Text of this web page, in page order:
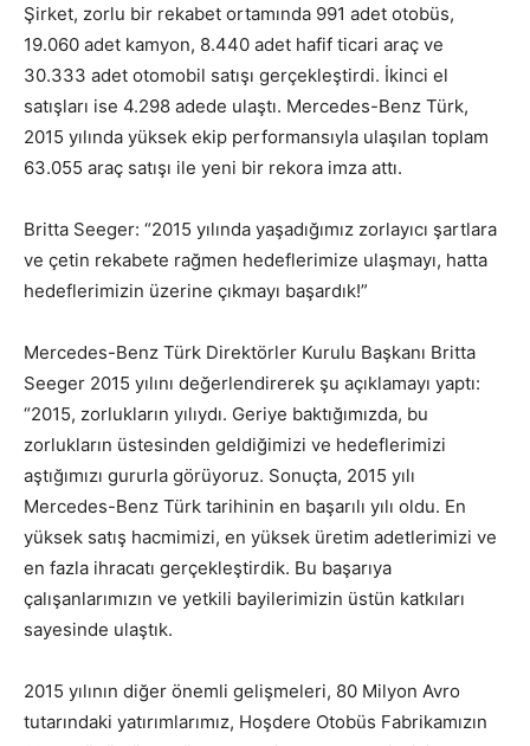
Şirket, zorlu bir rekabet ortamında 991 adet otobüs,
19.060 adet kamyon, 8.440 adet hafif ticari araç ve
30.333 adet otomobil satışı gerçekleştirdi. İkinci el
satışları ise 4.298 adede ulaştı. Mercedes-Benz Türk,
2015 yılında yüksek ekip performansıyla ulaşılan toplam
63.055 araç satışı ile yeni bir rekora imza attı.
Britta Seeger: “2015 yılında yaşadığımız zorlayıcı şartlara
ve çetin rekabete rağmen hedeflerimize ulaşmayı, hatta
hedeflerimizin üzerine çıkmayı başardık!”
Mercedes-Benz Türk Direktörler Kurulu Başkanı Britta
Seeger 2015 yılını değerlendirerek şu açıklamayı yaptı:
“2015, zorlukların yılıydı. Geriye baktığımızda, bu
zorlukların üstesinden geldiğimizi ve hedeflerimizi
aştığımızı gururla görüyoruz. Sonuçta, 2015 yılı
Mercedes-Benz Türk tarihinin en başarılı yılı oldu. En
yüksek satış hacmimizi, en yüksek üretim adetlerimizi ve
en fazla ihracatı gerçekleştirdik. Bu başarıya
çalışanlarımızın ve yetkili bayilerimizin üstün katkıları
sayesinde ulaştık.
2015 yılının diğer önemli gelişmeleri, 80 Milyon Avro
tutarındaki yatırımlarımız, Hoşdere Otobüs Fabrikamızın